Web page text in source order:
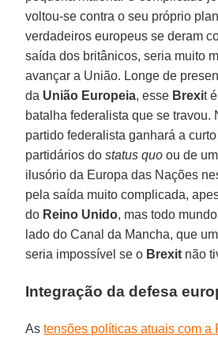
voltou-se contra o seu próprio
verdadeiros europeus se deram
saída dos britânicos, seria muito
avançar a União. Longe de
da União Europeia, esse Brexit
batalha federalista que se travou.
partido federalista ganhará a
partidários dostatus quo ou de
ilusório da Europa das Nações
pela saída muito complicada,
do Reino Unido, mas todo
lado do Canal da Mancha, que
seria impossível se o Brexit não
Integração da defesa
Astensões políticas atuais com a